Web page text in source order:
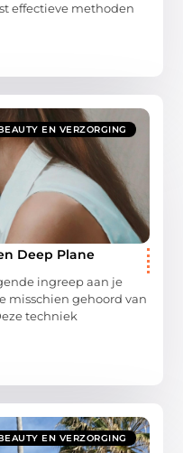
effectieve methoden
EN VERZORGING
Deep Plane
ingreep aan je
misschien gehoord van
techniek
EN VERZORGING